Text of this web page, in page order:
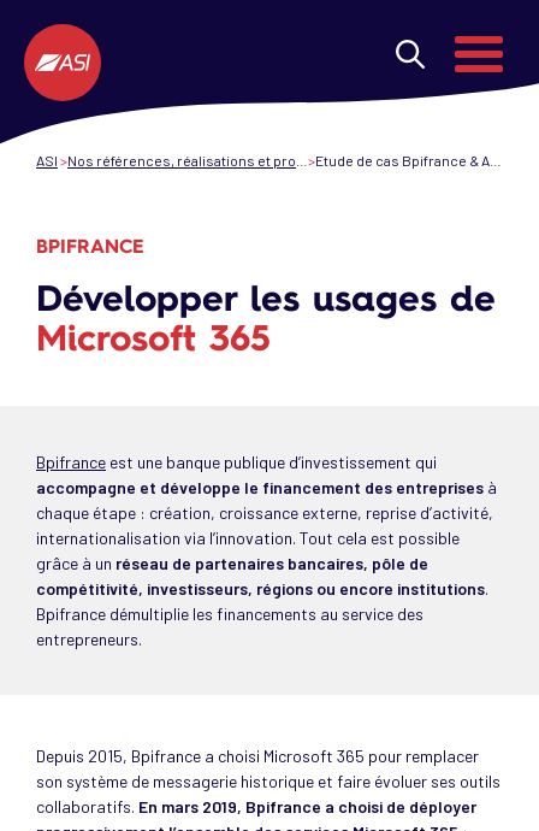
Menu
ASI
BPIFRANCE
Développer les usages de
Microsoft 365
Bpifrance est une banque publique d’investissement qui
accompagne et développe le financement des entreprises à
chaque étape : création, croissance externe, reprise d’activité,
internationalisation via l’innovation. Tout cela est possible
grâce à un réseau de partenaires bancaires, pôle de
compétitivité, investisseurs, régions ou encore institutions.
Bpifrance démultiplie les financements au service des
entrepreneurs.
Depuis 2015, Bpifrance a choisi Microsoft 365 pour remplacer
son système de messagerie historique et faire évoluer ses outils
collaboratifs. En mars 2019, Bpifrance a choisi de déployer